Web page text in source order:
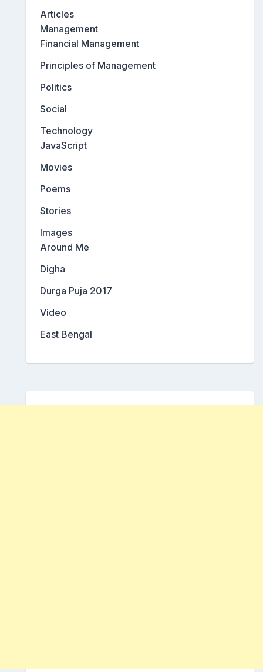
Articles
Management
Financial Management
Principles of Management
Politics
Social
Technology
JavaScript
Movies
Poems
Stories
Images
Around Me
Digha
Durga Puja 2017
Video
East Bengal